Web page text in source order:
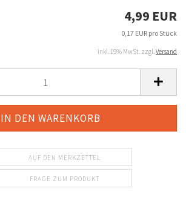
4,99 EUR
0,17 EUR pro Stück
inkl. 19% MwSt. zzgl.Versand
AUF DEN MERKZETTEL
FRAGE ZUM PRODUKT